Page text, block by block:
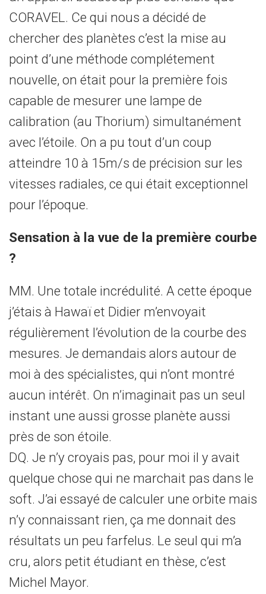
CORAVEL. Ce qui nous a décidé de
chercher des planètes c’est la mise au
point d’une méthode complétement
nouvelle, on était pour la première fois
capable de mesurer une lampe de
calibration (au Thorium) simultanément
avec l’étoile. On a pu tout d’un coup
atteindre 10 à 15m/s de précision sur les
vitesses radiales, ce qui était exceptionnel
pour l’époque.
Sensation à la vue de la première courbe
?
MM. Une totale incrédulité. A cette époque
j’étais à Hawaï et Didier m’envoyait
régulièrement l’évolution de la courbe des
mesures. Je demandais alors autour de
moi à des spécialistes, qui n’ont montré
aucun intérêt. On n’imaginait pas un seul
instant une aussi grosse planète aussi
près de son étoile.
DQ. Je n’y croyais pas, pour moi il y avait
quelque chose qui ne marchait pas dans le
soft. J’ai essayé de calculer une orbite mais
n’y connaissant rien, ça me donnait des
résultats un peu farfelus. Le seul qui m’a
cru, alors petit étudiant en thèse, c’est
Michel Mayor.